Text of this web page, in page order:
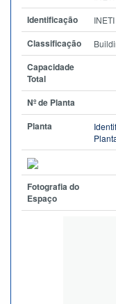
Identificação INETI
Classificação
Capacidade
Total
Nº de Planta
Planta
Fotografia do
Espaço